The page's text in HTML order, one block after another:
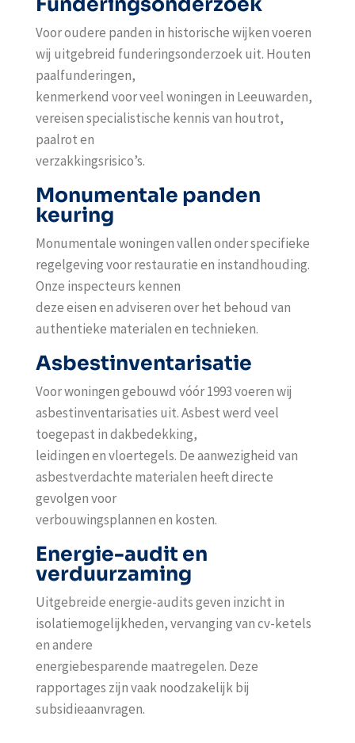
Voor oudere panden in historische wijken voeren
wij uitgebreid funderingsonderzoek uit. Houten
paalfunderingen,
kenmerkend voor veel woningen in Leeuwarden,
vereisen specialistische kennis van houtrot,
paalrot en
verzakkingsrisico’s.
Monumentale panden
keuring
Monumentale woningen vallen onder specifieke
regelgeving voor restauratie en instandhouding.
Onze inspecteurs kennen
deze eisen en adviseren over het behoud van
authentieke materialen en technieken.
Asbestinventarisatie
Voor woningen gebouwd vóór 1993 voeren wij
asbestinventarisaties uit. Asbest werd veel
toegepast in dakbedekking,
leidingen en vloertegels. De aanwezigheid van
asbestverdachte materialen heeft directe
gevolgen voor
verbouwingsplannen en kosten.
Energie-audit en
verduurzaming
Uitgebreide energie-audits geven inzicht in
isolatiemogelijkheden, vervanging van cv-ketels
en andere
energiebesparende maatregelen. Deze
rapportages zijn vaak noodzakelijk bij
subsidieaanvragen.